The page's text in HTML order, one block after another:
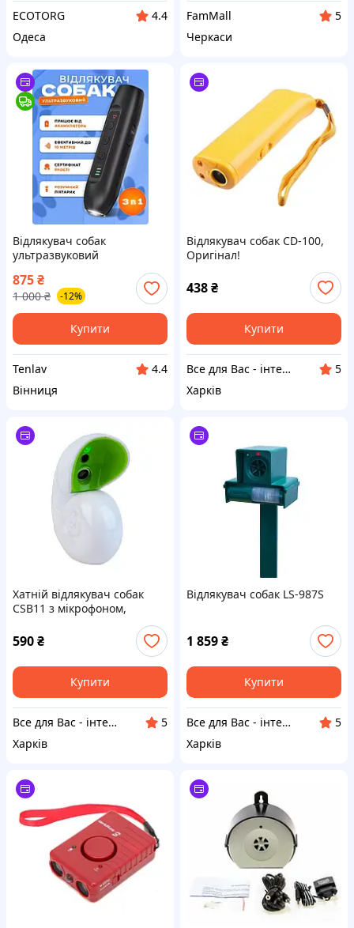
ECOTORG
4.4
Одеса
FamMall
5
Черкаси
Відлякувач собак
ультразвуковий
акумуляторний потужний
професійний з USB
ліхтариком і батарейкою в
комплекті для захисту
дорослих
875₴
1 000 ₴ -12%
Купити
Tenlav
4.4
Вінниця
Відлякувач собак CD-100,
Оригінал!
438₴
Купити
Все для Вас - інтернет магазин товарів для дому, спорту та відпочинку
5
Харків
Хатній відлякувач собак
CSB11 з мікрофоном,
590₴
Купити
Все для Вас - інтернет магазин товарів для дому, спорту та відпочинку
5
Харків
Відлякувач собак LS-987S
1 859₴
Купити
Все для Вас - інтернет магазин товарів для дому, спорту та відпочинку
5
Харків